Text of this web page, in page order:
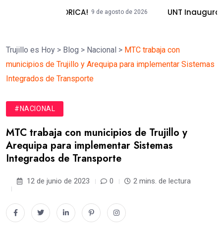
9 de agosto de 2026 UNT Inaugura Plazas
Trujillo es Hoy > Blog > Nacional > MTC trabaja con
municipios de Trujillo y Arequipa para implementar Sistemas
Integrados de Transporte
#NACIONAL
MTC trabaja con municipios de Trujillo y
Arequipa para implementar Sistemas
Integrados de Transporte
12 de junio de 2023 0 2 mins. de lectura